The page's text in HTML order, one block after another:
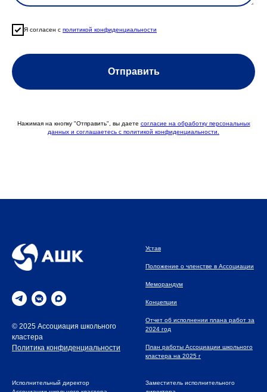
Я согласен с политикой конфиденциальности
Отправить
Нажимая на кнопку "Отправить", вы даете согласие на обработку персональных
данных и соглашаетесь c политикой конфиденциальности.
© 2025 Ассоциация школьного
кластера
Политика конфиденциальности
Устав
Положение о членстве в Ассоциации
Меморандум
Концепции
Отчет об исполнении плана работ за
2024 год
План работы Ассоциации школьного
кластера на 2025 г
Исполнительный директор
Заместитель исполнительного